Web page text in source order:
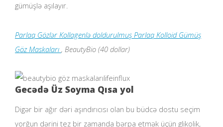
gümüşlə aşılayır.
Parlaq Gözlər Kollagenlə doldurulmuş Parlaq Kolloid Gümüş
Göz Maskaları , BeautyBio (40 dollar)
lifeinflux
Gecədə Üz Soyma Qısa yol
Digər bir ağır dəri aşındırıcısı olan bu büdcə dostu seçim
yorğun dərini tez bir zamanda bərpa etmək üçün glikolik,